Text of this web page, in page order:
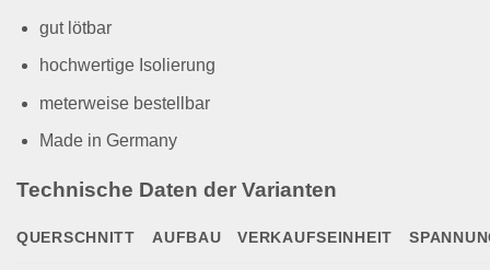
gut lötbar
hochwertige Isolierung
meterweise bestellbar
Made in Germany
Technische Daten der Varianten
QUERSCHNITT AUFBAU VERKAUFSEINHEIT